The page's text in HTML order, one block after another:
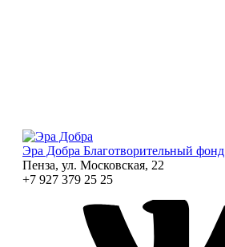
Эра Добра Благотворительный фонд
Пенза, ул. Московская, 22
+7 927 379 25 25